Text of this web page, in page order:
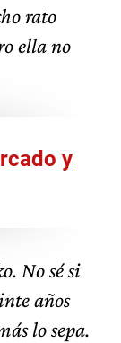
rato
ella no
y
No sé si
años
lo sepa.